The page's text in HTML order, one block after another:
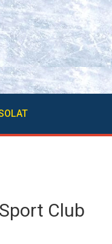
Club